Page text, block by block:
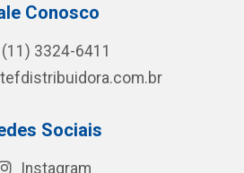
Conosco
(11) 3324-6411
Sociais
Instagram